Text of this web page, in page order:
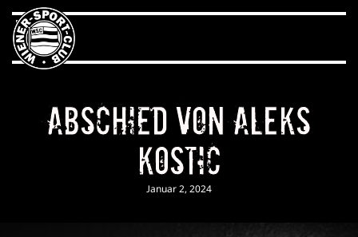
Abschied von Aleks
Kostic
Januar 2, 2024